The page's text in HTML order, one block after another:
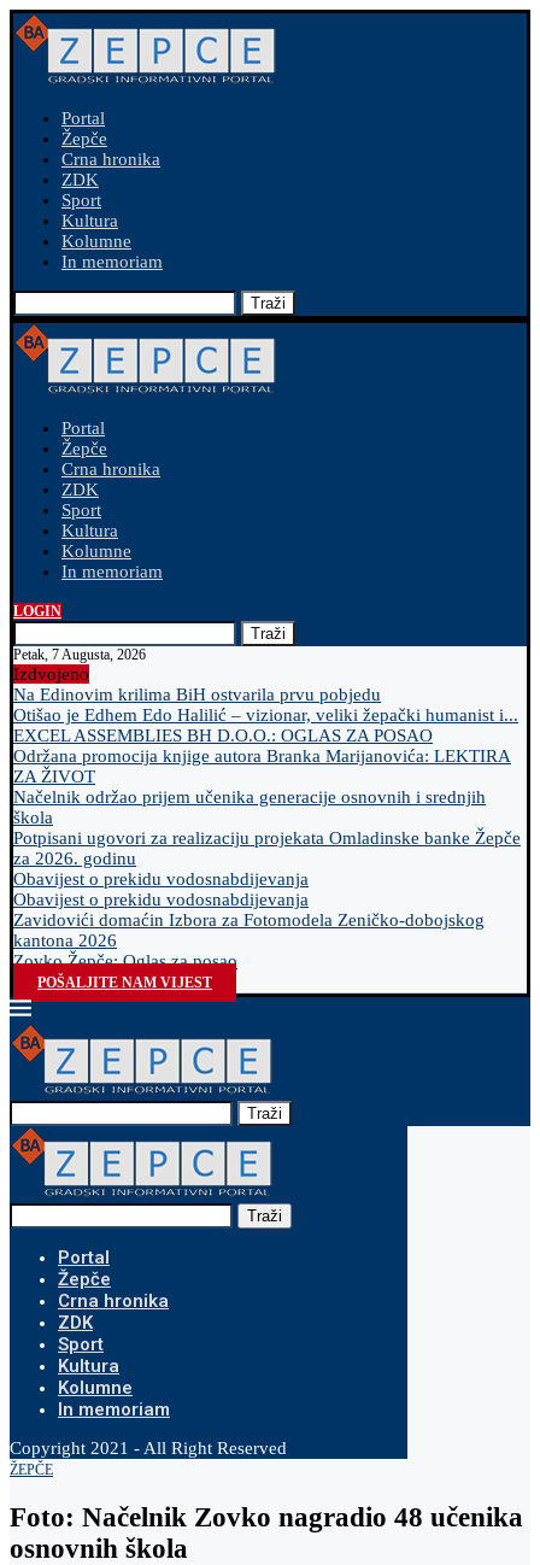
Portal
Žepče
Crna hronika
ZDK
Sport
Kultura
Kolumne
In memoriam
Traži
Portal
Žepče
Crna hronika
ZDK
Sport
Kultura
Kolumne
In memoriam
LOGIN
Traži
Petak, 7 Augusta, 2026
Izdvojeno
Na Edinovim krilima BiH ostvarila prvu pobjedu
Otišao je Edhem Edo Halilić – vizionar, veliki žepački humanist i...
EXCEL ASSEMBLIES BH D.O.O.: OGLAS ZA POSAO
Održana promocija knjige autora Branka Marijanovića: LEKTIRA
ZA ŽIVOT
Načelnik održao prijem učenika generacije osnovnih i srednjih
škola
Potpisani ugovori za realizaciju projekata Omladinske banke Žepče
za 2026. godinu
Obavijest o prekidu vodosnabdijevanja
Obavijest o prekidu vodosnabdijevanja
Zavidovići domaćin Izbora za Fotomodela Zeničko-dobojskog
kantona 2026
Zovko Žepče: Oglas za posao
POŠALJITE NAM VIJEST
Traži
Traži
Portal
Žepče
Crna hronika
ZDK
Sport
Kultura
Kolumne
In memoriam
Copyright 2021 - All Right Reserved
ŽEPČE
Foto: Načelnik Zovko nagradio 48 učenika
osnovnih škola